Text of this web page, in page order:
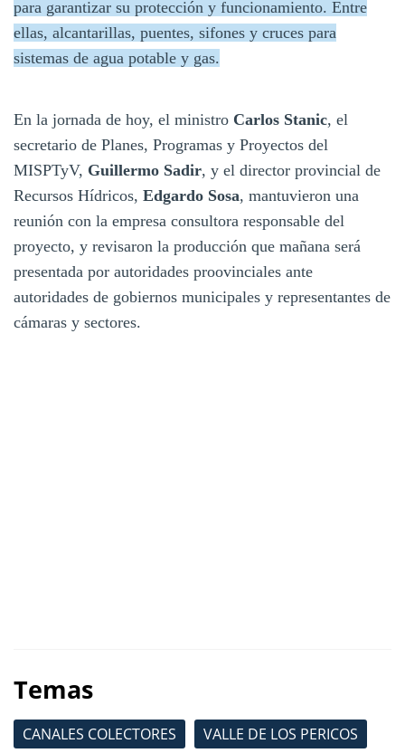
para garantizar su protección y funcionamiento. Entre
ellas, alcantarillas, puentes, sifones y cruces para
sistemas de agua potable y gas.
En la jornada de hoy, el ministro Carlos Stanic, el
secretario de Planes, Programas y Proyectos del
MISPTyV, Guillermo Sadir, y el director provincial de
Recursos Hídricos, Edgardo Sosa, mantuvieron una
reunión con la empresa consultora responsable del
proyecto, y revisaron la producción que mañana será
presentada por autoridades proovinciales ante
autoridades de gobiernos municipales y representantes de
cámaras y sectores.
Temas
CANALES COLECTORES
VALLE DE LOS PERICOS